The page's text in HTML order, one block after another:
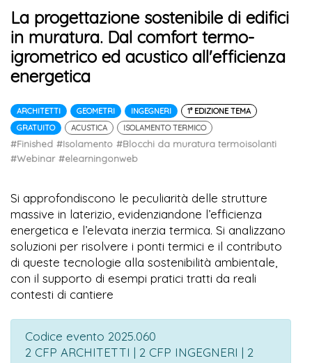
La progettazione sostenibile di edifici
in muratura. Dal comfort termo-
igrometrico ed acustico all'efficienza
energetica
ARCHITETTI GEOMETRI INGEGNERI
1° EDIZIONE TEMA
GRATUITO
ACUSTICA ISOLAMENTO TERMICO
#Finished #Isolamento #Blocchi da muratura termoisolanti
#Webinar #elearningonweb
Si approfondiscono le peculiarità delle strutture
massive in laterizio, evidenziandone l’efficienza
energetica e l’elevata inerzia termica. Si analizzano
soluzioni per risolvere i ponti termici e il contributo
di queste tecnologie alla sostenibilità ambientale,
con il supporto di esempi pratici tratti da reali
contesti di cantiere
Codice evento 2025.060
2 CFP ARCHITETTI | 2 CFP INGEGNERI | 2